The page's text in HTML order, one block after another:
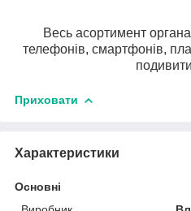
Весь асортимент
телефонів, смартфонів,
Приховати
Характеристики
Основні